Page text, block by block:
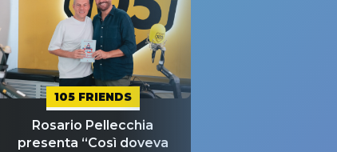
105 FRIENDS
Rosario Pellecchia
presenta “Così doveva